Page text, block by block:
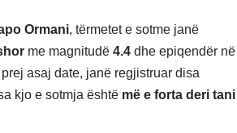
Ormani, tërmetet e sotme janë
me magnitudë 4.4 dhe epiqendër në
asaj date, janë regjistruar disa
kjo e sotmja është më e forta deri tani